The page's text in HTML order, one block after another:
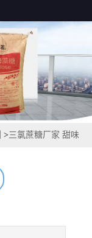
>三氯蔗糖厂家 甜味